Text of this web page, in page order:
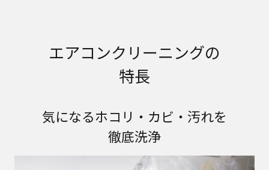
エアコンクリーニングの
特長
気になるホコリ・カビ・汚れを
徹底洗浄